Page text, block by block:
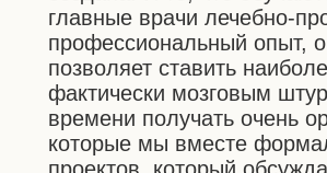
главные врачи лечебно-
профессиональный опыт,
позволяет ставить
фактически мозговым
времени получать очень
которые мы вместе